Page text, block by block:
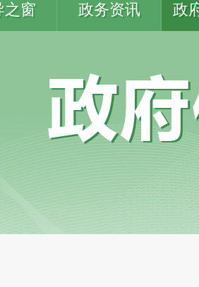
之窗 政务资讯 政